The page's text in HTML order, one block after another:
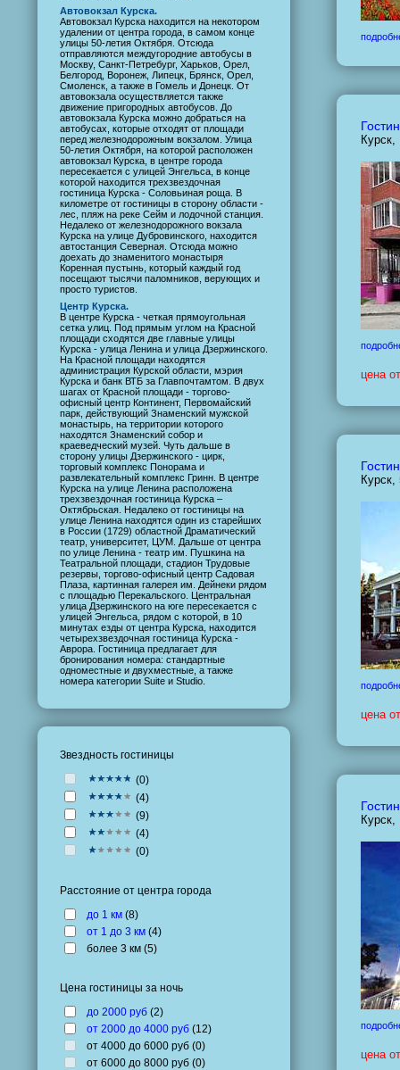
Автовокзал Курска.
Автовокзал Курска находится на некотором
удалении от центра города, в самом конце
улицы 50-летия Октября. Отсюда
отправляются междугородние автобусы в
Москву, Санкт-Петребург, Харьков, Орел,
Белгород, Воронеж, Липецк, Брянск, Орел,
Смоленск, а также в Гомель и Донецк. От
автовокзала осуществляется также
движение пригородных автобусов. До
автовокзала Курска можно добраться на
автобусах, которые отходят от площади
перед железнодорожным вокзалом. Улица
50-летия Октября, на которой расположен
автовокзал Курска, в центре города
пересекается с улицей Энгельса, в конце
которой находится трехзвездочная
гостиница Курска - Соловьиная роща. В
километре от гостиницы в сторону области -
лес, пляж на реке Сейм и лодочной станция.
Недалеко от железнодорожного вокзала
Курска на улице Дубровинского, находится
автостанция Северная. Отсюда можно
доехать до знаменитого монастыря
Коренная пустынь, который каждый год
посещают тысячи паломников, верующих и
просто туристов.
Центр Курска.
В центре Курска - четкая прямоугольная
сетка улиц. Под прямым углом на Красной
площади сходятся две главные улицы
Курска - улица Ленина и улица Дзержинского.
На Красной площади находятся
администрация Курской области, мэрия
Курска и банк ВТБ за Главпочтамтом. В двух
шагах от Красной площади - торгово-
офисный центр Континент, Первомайский
парк, действующий Знаменский мужской
монастырь, на территории которого
находятся Знаменский собор и
краеведческий музей. Чуть дальше в
сторону улицы Дзержинского - цирк,
торговый комплекс Понорама и
развлекательный комплекс Гринн. В центре
Курска на улице Ленина расположена
трехзвездочная гостиница Курска –
Октябрьская. Недалеко от гостиницы на
улице Ленина находятся один из старейших
в России (1729) областной Драматический
театр, университет, ЦУМ. Дальше от центра
по улице Ленина - театр им. Пушкина на
Театральной площади, стадион Трудовые
резервы, торгово-офисный центр Садовая
Плаза, картинная галерея им. Дейнеки рядом
с площадью Перекальского. Центральная
улица Дзержинского на юге пересекается с
улицей Энгельса, рядом с которой, в 10
минутах езды от центра Курска, находится
четырехзвездочная гостиница Курска -
Аврора. Гостиница предлагает для
бронирования номера: стандартные
одноместные и двухместные, а также
номера категории Suite и Studio.
Звездность гостиницы
(0)
(4)
(9)
(4)
(0)
Расстояние от центра города
до 1 км (8)
от 1 до 3 км (4)
более 3 км (5)
Цена гостиницы за ночь
до 2000 руб (2)
от 2000 до 4000 руб (12)
от 4000 до 6000 руб (0)
от 6000 до 8000 руб (0)
цена
цена
цена